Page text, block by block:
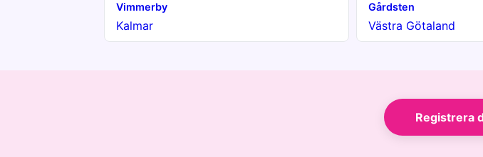
Vimmerby
Kalmar
Gårdsten
Västra Götaland
Registrera